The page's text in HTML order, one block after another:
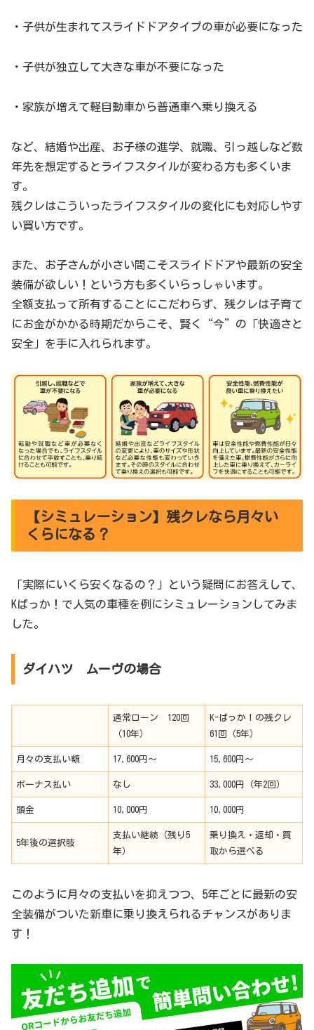
・子供が生まれてスライドドアタイプの車が必要になった
・子供が独立して大きな車が不要になった
・家族が増えて軽自動車から普通車へ乗り換える
など、結婚や出産、お子様の進学、就職、引っ越しなど数
年先を想定するとライフスタイルが変わる方も多くいま
す。
残クレはこういったライフスタイルの変化にも対応しやす
い買い方です。
また、お子さんが小さい間こそスライドドアや最新の安全
装備が欲しい！という方も多くいらっしゃいます。
全額支払って所有することにこだわらず、残クレは子育て
にお金がかかる時期だからこそ、賢く“今”の「快適さと
安全」を手に入れられます。
【シミュレーション】残クレなら月々い
くらになる？
「実際にいくら安くなるの？」という疑問にお答えして、
Kばっか！で人気の車種を例にシミュレーションしてみま
した。
ダイハツ ムーヴの場合
通常ローン 120回
（10年）
K-ばっか！の残クレ
61回（5年）
月々の支払い額 17,600円～ 15,600円～
ボーナス払い なし 33,000円（年2回）
頭金 10,000円 10,000円
5年後の選択肢
支払い継続（残り5
年）
乗り換え・返却・買
取から選べる
このように月々の支払いを抑えつつ、5年ごとに最新の安
全装備がついた新車に乗り換えられるチャンスがありま
す！